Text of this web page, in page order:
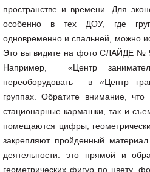
пространстве и времени. Для
особенно в тех ДОУ, где
одновременно и спальней, можно
Это вы видите на фото СЛАЙДЕ №
Например, «Центр
переоборудовать в «Центр
группах. Обратите внимание,
стационарные кармашки, так и
помещаются цифры,
закрепляют пройденный
деятельности: это прямой и
геометрических фигур по цвету,